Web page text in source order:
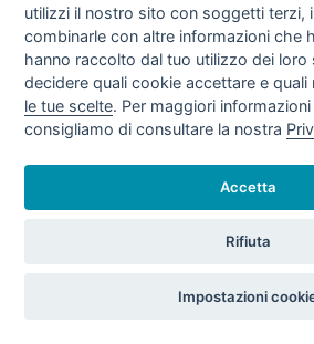
TARIFFE DI GAS
utilizzi il nostro sito con soggetti terzi,
combinarle con altre informazioni che
hanno raccolto dal tuo utilizzo dei loro
decidere quali cookie accettare e quali
le tue scelte. Per maggiori
consigliamo di consultare la nostra
Accetta
Rifiuta
Impostazioni